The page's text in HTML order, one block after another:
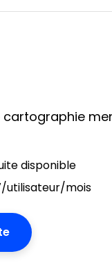
cartographie
disponible
utilisateur/mois